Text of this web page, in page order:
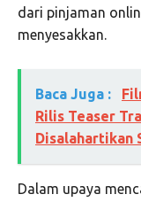
dari pinjaman
menyesakkan.
Baca Juga :
Rilis Teaser
Disalahartikan
Dalam upaya